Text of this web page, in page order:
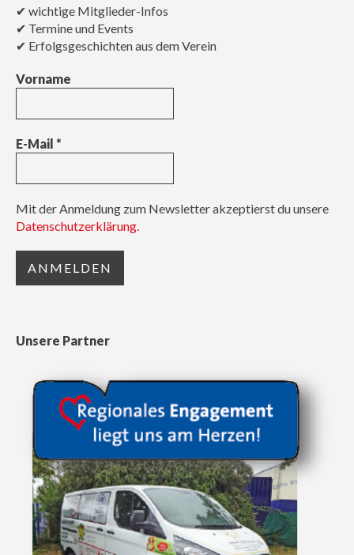
✔ wichtige Mitglieder-Infos
✔ Termine und Events
✔ Erfolgsgeschichten aus dem Verein
Vorname
E-Mail *
Mit der Anmeldung zum Newsletter akzeptierst du unsere
Datenschutzerklärung.
Unsere Partner